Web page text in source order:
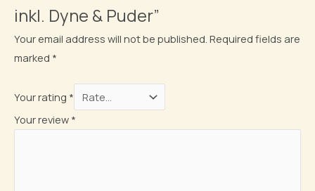
inkl. Dyne & Puder”
Your email address will not be published. Required fields are
marked *
Your rating *
Your review *